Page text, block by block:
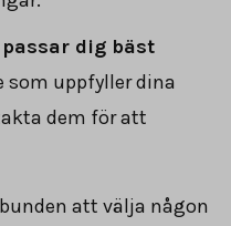
dig bäst
som uppfyller dina
dem för att
att välja någon